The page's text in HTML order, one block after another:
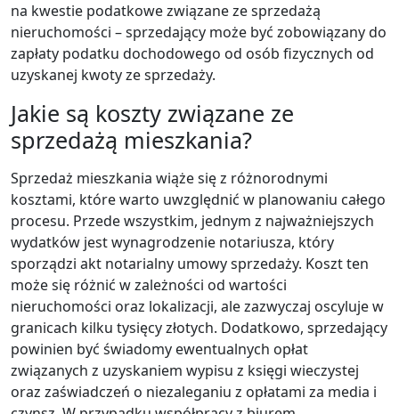
na kwestie podatkowe związane ze sprzedażą
nieruchomości – sprzedający może być zobowiązany do
zapłaty podatku dochodowego od osób fizycznych od
uzyskanej kwoty ze sprzedaży.
Jakie są koszty związane ze
sprzedażą mieszkania?
Sprzedaż mieszkania wiąże się z różnorodnymi
kosztami, które warto uwzględnić w planowaniu całego
procesu. Przede wszystkim, jednym z najważniejszych
wydatków jest wynagrodzenie notariusza, który
sporządzi akt notarialny umowy sprzedaży. Koszt ten
może się różnić w zależności od wartości
nieruchomości oraz lokalizacji, ale zazwyczaj oscyluje w
granicach kilku tysięcy złotych. Dodatkowo, sprzedający
powinien być świadomy ewentualnych opłat
związanych z uzyskaniem wypisu z księgi wieczystej
oraz zaświadczeń o niezaleganiu z opłatami za media i